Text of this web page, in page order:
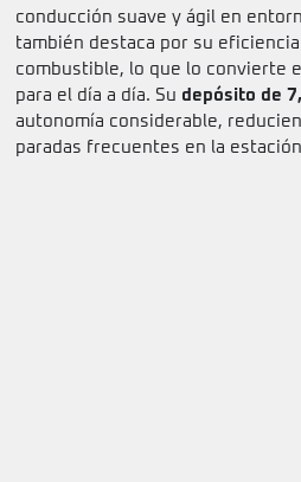
conducción suave y ágil en
también destaca por su
combustible, lo que lo convierte
para el día a día. Su depósito de
autonomía considerable,
paradas frecuentes en la